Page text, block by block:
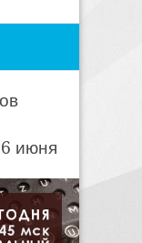
июня